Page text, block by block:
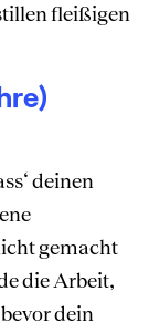
fleißigen
deinen
gemacht
die Arbeit,
dein